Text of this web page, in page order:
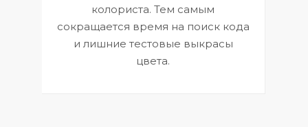
колориста. Тем самым
сокращается время на поиск кода
и лишние тестовые выкрасы
цвета.